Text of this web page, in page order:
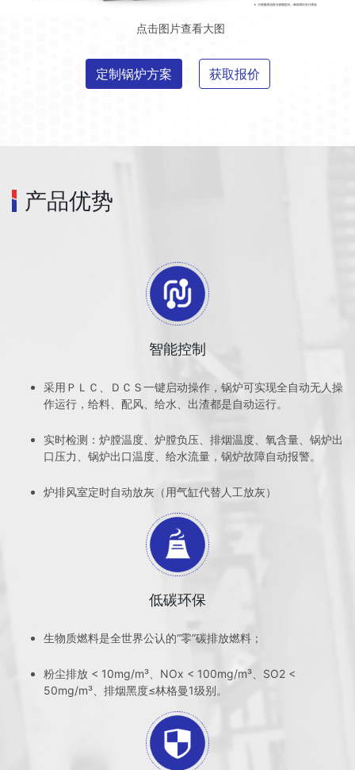
点击图片查看大图
定制锅炉方案 获取报价
产品优势
智能控制
采用ＰＬＣ、ＤＣＳ一键启动操作，锅炉可实现全自动无人操
作运行，给料、配风、给水、出渣都是自动运行。
实时检测：炉膛温度、炉膛负压、排烟温度、氧含量、锅炉出
口压力、锅炉出口温度、给水流量，锅炉故障自动报警。
炉排风室定时自动放灰（用气缸代替人工放灰）
低碳环保
生物质燃料是全世界公认的“零”碳排放燃料；
粉尘排放 < 10mg/m³、NOx < 100mg/m³、SO2 <
50mg/m³、排烟黑度≤林格曼1级别。